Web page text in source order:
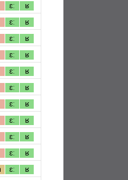
ɛː ʁ
ɛː ʁ
ɛː ʁ
ɛː ʁ
ɛː ʁ
ɛː ʁ
ɛː ʁ
ɛː ʁ
ɛː ʁ
ɛː ʁ
ɛː ʁ